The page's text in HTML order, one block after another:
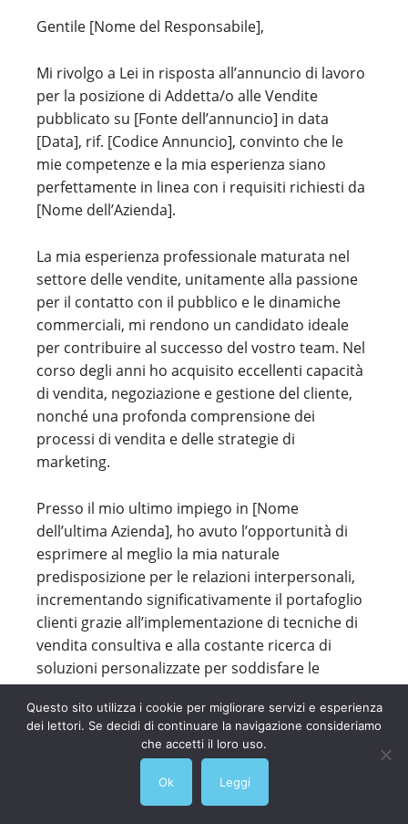
Gentile [Nome del Responsabile],
Mi rivolgo a Lei in risposta all’annuncio di lavoro
per la posizione di Addetta/o alle Vendite
pubblicato su [Fonte dell’annuncio] in data
[Data], rif. [Codice Annuncio], convinto che le
mie competenze e la mia esperienza siano
perfettamente in linea con i requisiti richiesti da
[Nome dell’Azienda].
La mia esperienza professionale maturata nel
settore delle vendite, unitamente alla passione
per il contatto con il pubblico e le dinamiche
commerciali, mi rendono un candidato ideale
per contribuire al successo del vostro team. Nel
corso degli anni ho acquisito eccellenti capacità
di vendita, negoziazione e gestione del cliente,
nonché una profonda comprensione dei
processi di vendita e delle strategie di
marketing.
Presso il mio ultimo impiego in [Nome
dell’ultima Azienda], ho avuto l’opportunità di
esprimere al meglio la mia naturale
predisposizione per le relazioni interpersonali,
incrementando significativamente il portafoglio
clienti grazie all’implementazione di tecniche di
vendita consultiva e alla costante ricerca di
soluzioni personalizzate per soddisfare le
esigenze dei clienti.
Sono convinto che il mio approccio orientato al
risultato e la mia resilienza nello sviluppare
nuove opportunità di business siano asset
fondamentali che sarei entusiasta di portare in
Questo sito utilizza i cookie per migliorare servizi e esperienza
dei lettori. Se decidi di continuare la navigazione consideriamo
che accetti il loro uso.
Ok Leggi